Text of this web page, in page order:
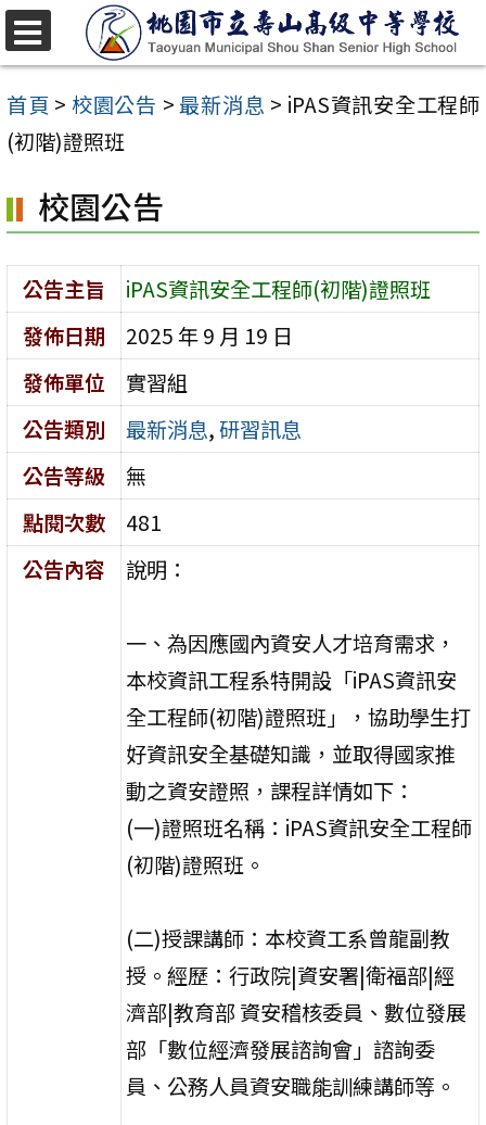
跳
至
主
要
容
區
首頁 > 校園公告 >最新消息 > iPAS資訊安全工程師
(初階)證照班
校園公告
公告主旨
iPAS資訊安全工程師(初階)證照班
發佈日期
2025 年 9 月 19 日
發佈單位
實習組
公告類別
最新消息,研習訊息
公告等級
無
點閱次數
481
公告內容
說明：
一、為因應國內資安人才培育需求，
本校資訊工程系特開設「iPAS資訊安
全工程師(初階)證照班」，協助學生打
好資訊安全基礎知識，並取得國家推
動之資安證照，課程詳情如下：
(一)證照班名稱：iPAS資訊安全工程師
(初階)證照班。
(二)授課講師：本校資工系曾龍副教
授。經歷：行政院|資安署|衛福部|經
濟部|教育部 資安稽核委員、數位發展
部「數位經濟發展諮詢會」諮詢委
員、公務人員資安職能訓練講師等。
選
單